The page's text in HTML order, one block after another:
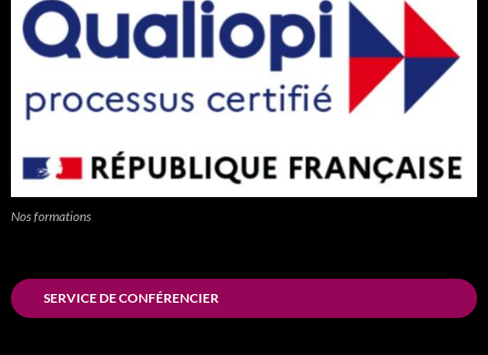
Nos formations
SERVICE DE CONFÉRENCIER